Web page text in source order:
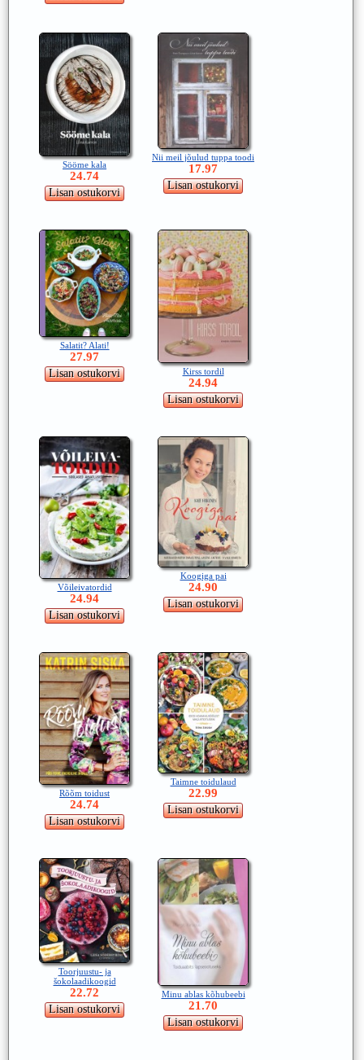
Sööme kala
24.74
Nii meil jõulud tuppa toodi
17.97
Salatit? Alati!
27.97
Kirss tordil
24.94
Võileivatordid
24.94
Koogiga pai
24.90
Rõõm toidust
24.74
Taimne toidulaud
22.99
Toorjuustu- ja
šokolaadikoogid
22.72 Minu ablas kõhubeebi
21.70